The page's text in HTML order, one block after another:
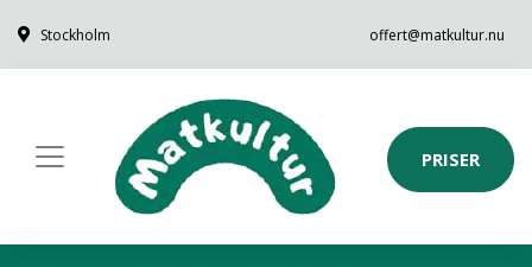
Stockholm offert@matkultur.nu
PRISER